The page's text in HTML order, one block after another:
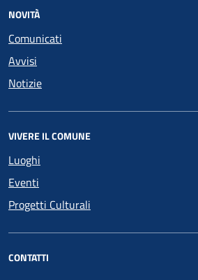
NOVITÀ
Comunicati
Avvisi
Notizie
VIVERE IL COMUNE
Luoghi
Eventi
Progetti Culturali
CONTATTI